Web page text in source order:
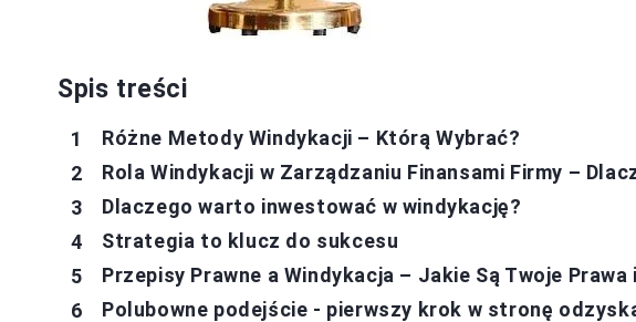
Spis treści
Różne Metody Windykacji – Którą Wybrać?
Rola Windykacji w Zarządzaniu Finansami Firmy –
Dlaczego warto inwestować w windykację?
Strategia to klucz do sukcesu
Przepisy Prawne a Windykacja – Jakie Są Twoje Prawa
Polubowne podejście - pierwszy krok w stronę